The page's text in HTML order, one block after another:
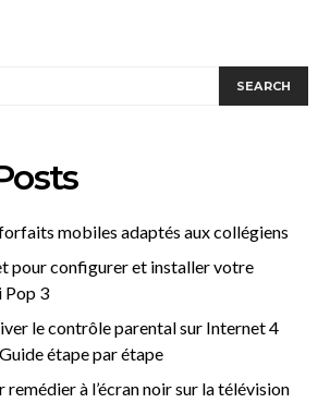
SEARCH
mobiles adaptés aux collégiens
pour configurer et installer votre
Pop 3
le contrôle parental sur Internet 4
étape par étape
remédier à l’écran noir sur la télévision